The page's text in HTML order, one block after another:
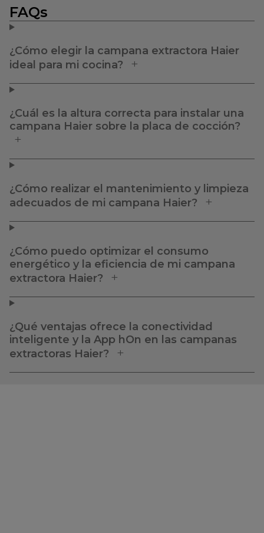
FAQs
¿Cómo elegir la campana extractora Haier
ideal para mi cocina?
¿Cuál es la altura correcta para instalar una
campana Haier sobre la placa de cocción?
¿Cómo realizar el mantenimiento y limpieza
adecuados de mi campana Haier?
¿Cómo puedo optimizar el consumo
energético y la eficiencia de mi campana
extractora Haier?
¿Qué ventajas ofrece la conectividad
inteligente y la App hOn en las campanas
extractoras Haier?